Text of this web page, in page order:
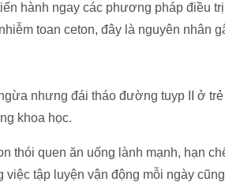
hành ngay các phương pháp điều
toan ceton, đây là nguyên nhân
nhưng đái tháo đường tuyp II ở
khoa học.
thói quen ăn uống lành mạnh, hạn
tập luyện vận động mỗi ngày